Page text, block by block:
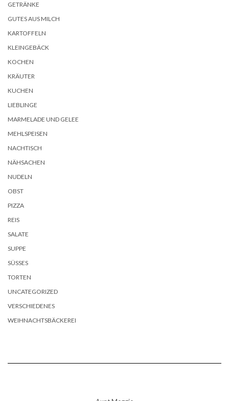
GETRÄNKE
GUTES AUS MILCH
KARTOFFELN
KLEINGEBÄCK
KOCHEN
KRÄUTER
KUCHEN
LIEBLINGE
MARMELADE UND GELEE
MEHLSPEISEN
NACHTISCH
NÄHSACHEN
NUDELN
OBST
PIZZA
REIS
SALATE
SUPPE
SÜSSES
TORTEN
UNCATEGORIZED
VERSCHIEDENES
WEIHNACHTSBÄCKEREI